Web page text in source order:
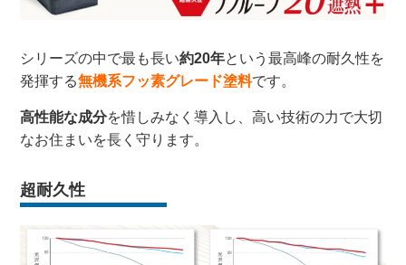
シリーズの中で最も長い約20年という最高峰の耐久性を
発揮する無機系フッ素グレード塗料です。
高性能な成分を惜しみなく導入し、高い技術の力で大切
なお住まいを長く守ります。
超耐久性